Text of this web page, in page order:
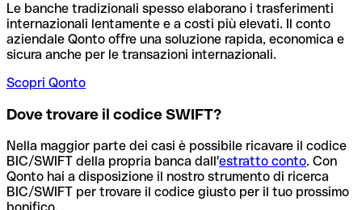
Le banche tradizionali spesso elaborano i trasferimenti
internazionali lentamente e a costi più elevati. Il conto
aziendale Qonto offre una soluzione rapida, economica e
sicura anche per le transazioni internazionali.
Scopri Qonto
Dove trovare il codice SWIFT?
Nella maggior parte dei casi è possibile ricavare il codice
BIC/SWIFT della propria banca dall'estratto conto. Con
Qonto hai a disposizione il nostro strumento di ricerca
BIC/SWIFT per trovare il codice giusto per il tuo prossimo